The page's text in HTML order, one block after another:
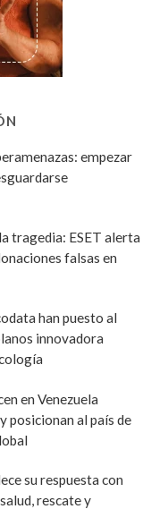
empezar
tragedia: ESET alerta
falsas en
han puesto al
innovadora
en Venezuela
posicionan al país de
su respuesta con
rescate y